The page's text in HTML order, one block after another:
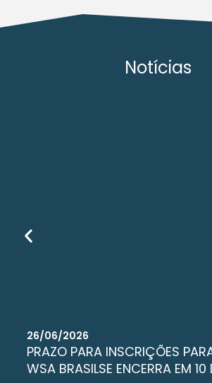
Notícias
26/06/2026
PRAZO PARA INSCRIÇÕES
WSA BRASILSE ENCERRA EM 10